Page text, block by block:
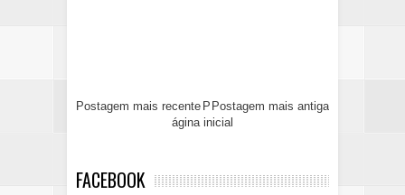
Postagem mais recente Postagem mais antiga
P
ágina inicial
FACEBOOK